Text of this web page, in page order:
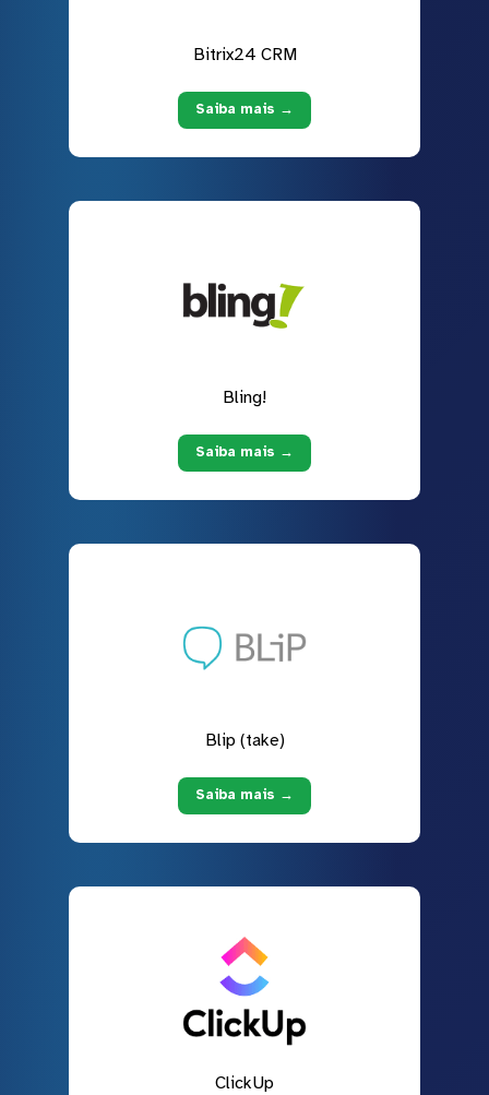
Bitrix24 CRM
Saiba mais →
Bling!
Saiba mais →
Blip (take)
Saiba mais →
ClickUp